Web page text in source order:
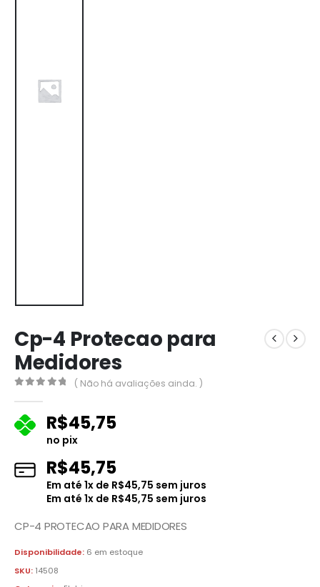
Cp-4 Protecao para
Medidores
( Não há avaliações ainda. )
R$45,75
no pix
R$45,75
Em até 1x de R$45,75 sem juros
Em até 1x de R$45,75 sem juros
CP-4 PROTECAO PARA MEDIDORES
Disponibilidade: 6 em estoque
SKU: 14508